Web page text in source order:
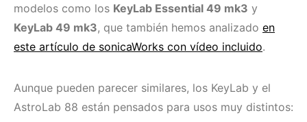
modelos como los KeyLab Essential 49 mk3 y
KeyLab 49 mk3, que también hemos analizado en
este artículo de sonicaWorks con vídeo incluido.
Aunque pueden parecer similares, los KeyLab y el
AstroLab 88 están pensados para usos muy distintos: